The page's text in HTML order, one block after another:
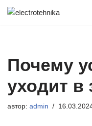
Почему
уходит в
автор: admin